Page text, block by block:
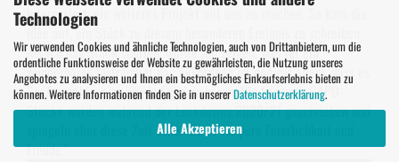
Technologien
Wir verwenden Cookies und ähnliche Technologien, auch von Drittanbietern, um die
ordentliche Funktionsweise der Website zu gewährleisten, die Nutzung unseres
Angebotes zu analysieren und Ihnen ein bestmögliches Einkaufserlebnis bieten zu
können. Weitere Informationen finden Sie in unsererDatenschutzerklärung.
Alle Akzeptieren
interessiert, ein weiteres Projekt mit uns zu machen. So kam die
Idee auf, ein Stück zu diesem besonderen Ereignis zu schreiben.
Als ich das Stück schrieb, wollte ich zeigen, was für ein
wunderbares Instrument das Akkordeon ist und vor allem, dass es
Spaß macht, es zu spielen und zu hören. Die früheren GAPO-
Stücke wurden während der Lockdowns 2020/21 geschrieben und
spiegeln eher diese Zeit wider. 2026 ist pure Feierlichkeit und
Freude.“